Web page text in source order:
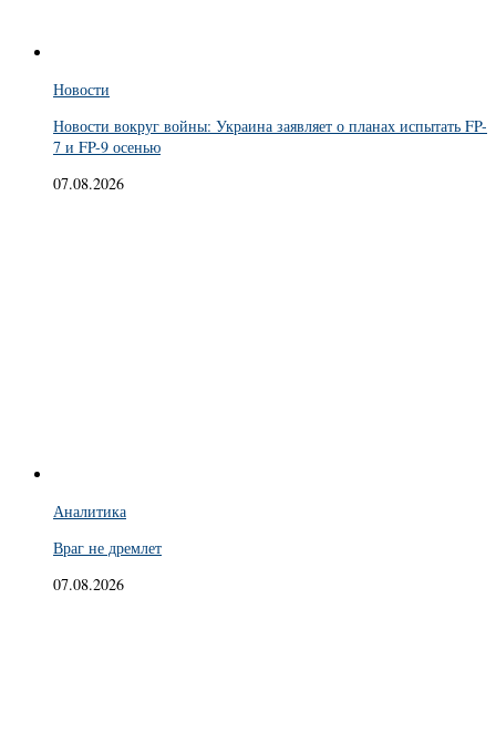
Новости
Новости вокруг войны: Украина заявляет о планах испытать FP-
7 и FP-9 осенью
07.08.2026
Аналитика
Враг не дремлет
07.08.2026